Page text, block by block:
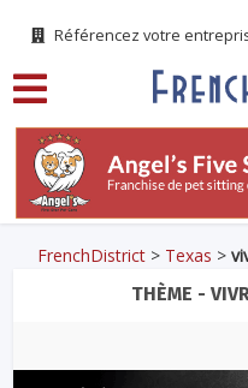
Référencez votre
FrenchDistrict > Texas >
THÈME -